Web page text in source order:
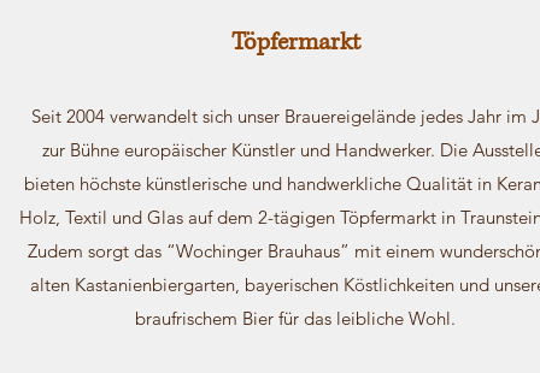
Töpfermarkt
Seit 2004 verwandelt sich unser Brauereigelände jedes Jahr im
zur Bühne europäischer Künstler und Handwerker. Die
bieten höchste künstlerische und handwerkliche Qualität in
Holz, Textil und Glas auf dem 2-tägigen Töpfermarkt in
Zudem sorgt das “Wochinger Brauhaus” mit einem
alten Kastanienbiergarten, bayerischen Köstlichkeiten und
braufrischem Bier für das leibliche Wohl.